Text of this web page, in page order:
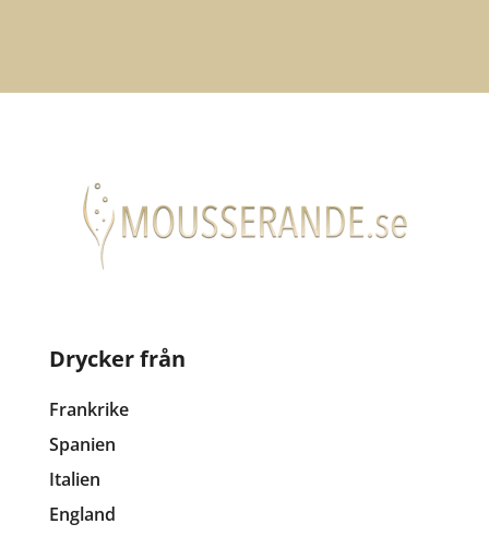
Drycker från
Frankrike
Spanien
Italien
England